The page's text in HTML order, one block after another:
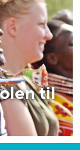
til